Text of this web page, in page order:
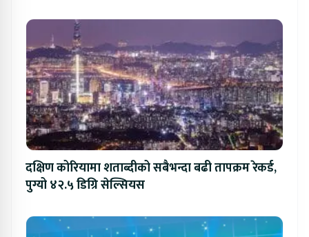
दक्षिण कोरियामा शताब्दीको सबैभन्दा बढी तापक्रम रेकर्ड,
पुग्यो ४२.५ डिग्रि सेल्सियस